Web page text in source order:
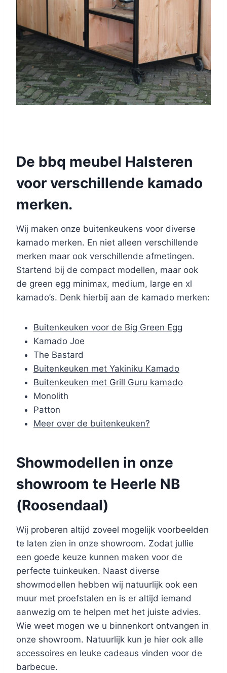
De bbq meubel Halsteren
voor verschillende kamado
merken.
Wij maken onze buitenkeukens voor diverse
kamado merken. En niet alleen verschillende
merken maar ook verschillende afmetingen.
Startend bij de compact modellen, maar ook
de green egg minimax, medium, large en xl
kamado’s. Denk hierbij aan de kamado merken:
Buitenkeuken voor de Big Green Egg
Kamado Joe
The Bastard
Buitenkeuken met Yakiniku Kamado
Buitenkeuken met Grill Guru kamado
Monolith
Patton
Meer over de buitenkeuken?
Showmodellen in onze
showroom te Heerle NB
(Roosendaal)
Wij proberen altijd zoveel mogelijk voorbeelden
te laten zien in onze showroom. Zodat jullie
een goede keuze kunnen maken voor de
perfecte tuinkeuken. Naast diverse
showmodellen hebben wij natuurlijk ook een
muur met proefstalen en is er altijd iemand
aanwezig om te helpen met het juiste advies.
Wie weet mogen we u binnenkort ontvangen in
onze showroom. Natuurlijk kun je hier ook alle
accessoires en leuke cadeaus vinden voor de
barbecue.